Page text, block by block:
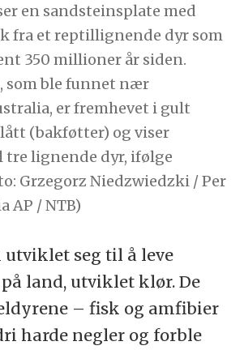
en sandsteinsplate med
fra et reptillignende dyr som
350 millioner år siden.
som ble funnet nær
er fremhevet i gult
(bakføtter) og viser
tre lignende dyr, ifølge
Grzegorz Niedzwiedzki / Per
AP / NTB)
utviklet seg til å leve
land, utviklet klør. De
– fisk og amfibier
harde negler og forble